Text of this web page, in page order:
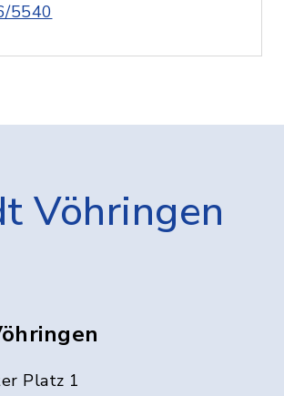
5540
Vöhringen
Platz 1